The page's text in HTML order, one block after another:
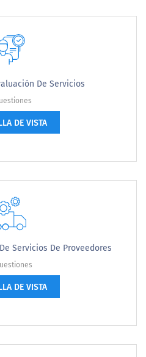
De Servicios
DE VISTA
Servicios De Proveedores
DE VISTA